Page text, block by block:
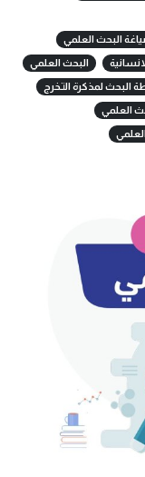
البحث العلمي
البحث العلمي
البحث لمذكرة التخرج
العلمي